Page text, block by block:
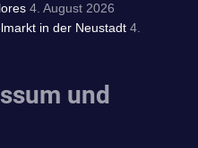
4. August 2026
in der Neustadt 4.
und